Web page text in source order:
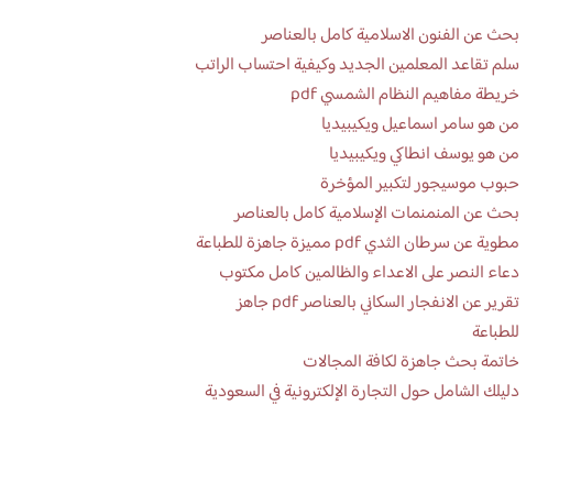
بحث عن الفنون الاسلامية كامل بالعناصر
سلم تقاعد المعلمين الجديد وكيفية احتساب الراتب
خريطة مفاهيم النظام الشمسي pdf
من هو سامر اسماعيل ويكيبيديا
من هو يوسف انطاكي ويكيبيديا
حبوب موسيجور لتكبير المؤخرة
بحث عن المنمنمات الإسلامية كامل بالعناصر
مطوية عن سرطان الثدي pdf مميزة جاهزة للطباعة
دعاء النصر على الاعداء والظالمين كامل مكتوب
تقرير عن الانفجار السكاني بالعناصر pdf جاهز
للطباعة
خاتمة بحث جاهزة لكافة المجالات
دليلك الشامل حول التجارة الإلكترونية في السعودية